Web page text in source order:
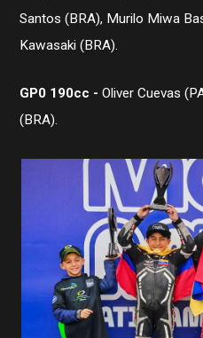
Santos (BRA), Murilo Miwa
Kawasaki (BRA).
GP0 190cc -Oliver Cuevas
(BRA).